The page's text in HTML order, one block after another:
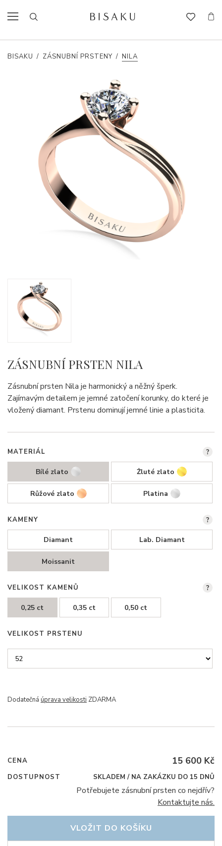
BISAKU / ZÁSNUBNÍ PRSTENY / NILA
ZÁSNUBNÍ PRSTEN NILA
Zásnubní prsten Nila je harmonický a něžný šperk.
Zajímavým detailem je jemné zatočení korunky, do které je
vložený diamant. Prstenu dominují jemné linie a plasticita.
MATERIÁL
Bílé zlato Žluté zlato
Růžové zlato Platina
?
KAMENY
Diamant Lab. Diamant
Moissanit
?
VELIKOST KAMENŮ
0,25 ct 0,35 ct 0,50 ct
?
VELIKOST PRSTENU
Dodatečná úprava velikosti ZDARMA
CENA 15 600 Kč
DOSTUPNOST SKLADEM / NA ZAKÁZKU DO 15 DNŮ
Potřebujete zásnubní prsten co nejdřív?
Kontaktujte nás.
VLOŽIT DO KOŠÍKU